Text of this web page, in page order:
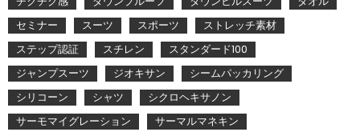
セミナー
スーツ スポーツ
ストレッチ素材
ステップ認証
スチレン
スタンダード100
ジャンプスーツ
ジオキサン
シームパッカリング
シリコーン
シャツ
シクロヘキサノン
サーモマイグレーション
サーマルマネキン